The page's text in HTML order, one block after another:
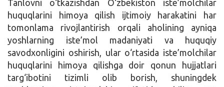
Tanlovni o‘tkazishdan O‘zbekiston iste’molchilar
huquqlarini himoya qilish ijtimoiy harakatini har
tomonlama rivojlantirish orqali aholining ayniqa
yoshlarning iste’mol madaniyati va huquqiy
savodxonligini oshirish, ular o‘rtasida iste’molchilar
huquqlarini himoya qilishga doir qonun hujjatlari
targ‘ibotini tizimli olib borish, shuningdek